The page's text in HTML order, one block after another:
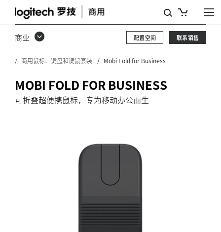
MOBI
FOLD
FOR
BUSINESS
商业 联系销售
配置空间
商用鼠标、键盘和键鼠套装 Mobi Fold for Business
MOBI FOLD FOR BUSINESS
可折叠超便携鼠标，专为移动办公而生